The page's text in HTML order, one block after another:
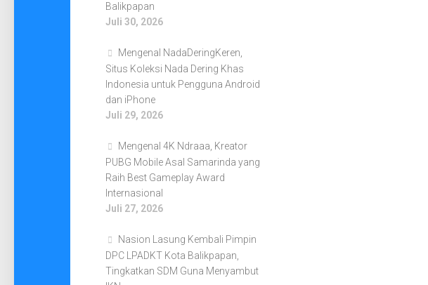
Balikpapan
Juli 30, 2026
Mengenal NadaDeringKeren,
Situs Koleksi Nada Dering Khas
Indonesia untuk Pengguna Android
dan iPhone
Juli 29, 2026
Mengenal 4K Ndraaa, Kreator
PUBG Mobile Asal Samarinda yang
Raih Best Gameplay Award
Internasional
Juli 27, 2026
Nasion Lasung Kembali Pimpin
DPC LPADKT Kota Balikpapan,
Tingkatkan SDM Guna Menyambut